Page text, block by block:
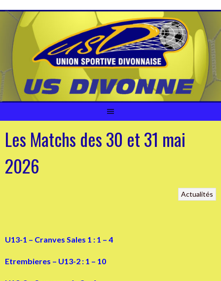
contenu
Les Matchs des 30 et 31 mai
2026
Actualités
U13-1 – Cranves Sales 1 : 1 – 4
Etrembieres – U13-2 : 1 – 10